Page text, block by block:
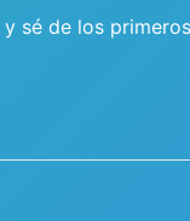
y sé de los